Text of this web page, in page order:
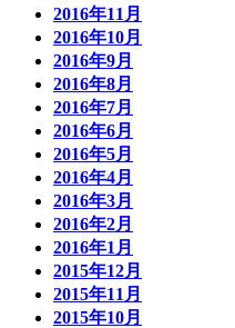
2016年11月
2016年10月
2016年9月
2016年8月
2016年7月
2016年6月
2016年5月
2016年4月
2016年3月
2016年2月
2016年1月
2015年12月
2015年11月
2015年10月